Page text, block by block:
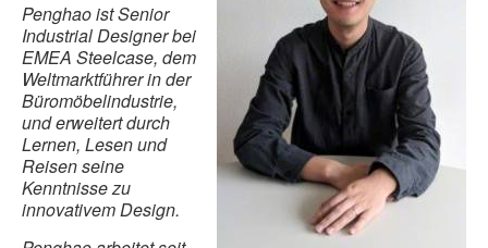
Penghao ist Senior
Industrial Designer bei
EMEA Steelcase, dem
Weltmarktführer in der
Büromöbelindustrie,
und erweitert durch
Lernen, Lesen und
Reisen seine
Kenntnisse zu
innovativem Design.